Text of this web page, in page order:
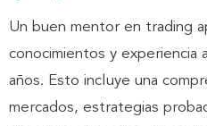
Un buen mentor en trading
conocimientos y experiencia
años. Esto incluye una
mercados, estrategias